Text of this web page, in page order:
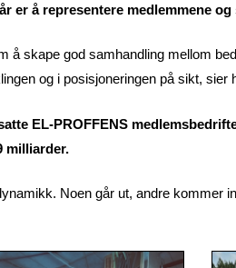
er å representere medlemmene
å skape god samhandling mellom
og i posisjoneringen på sikt, sier
EL-PROFFENS
milliarder.
Noen går ut, andre kommer